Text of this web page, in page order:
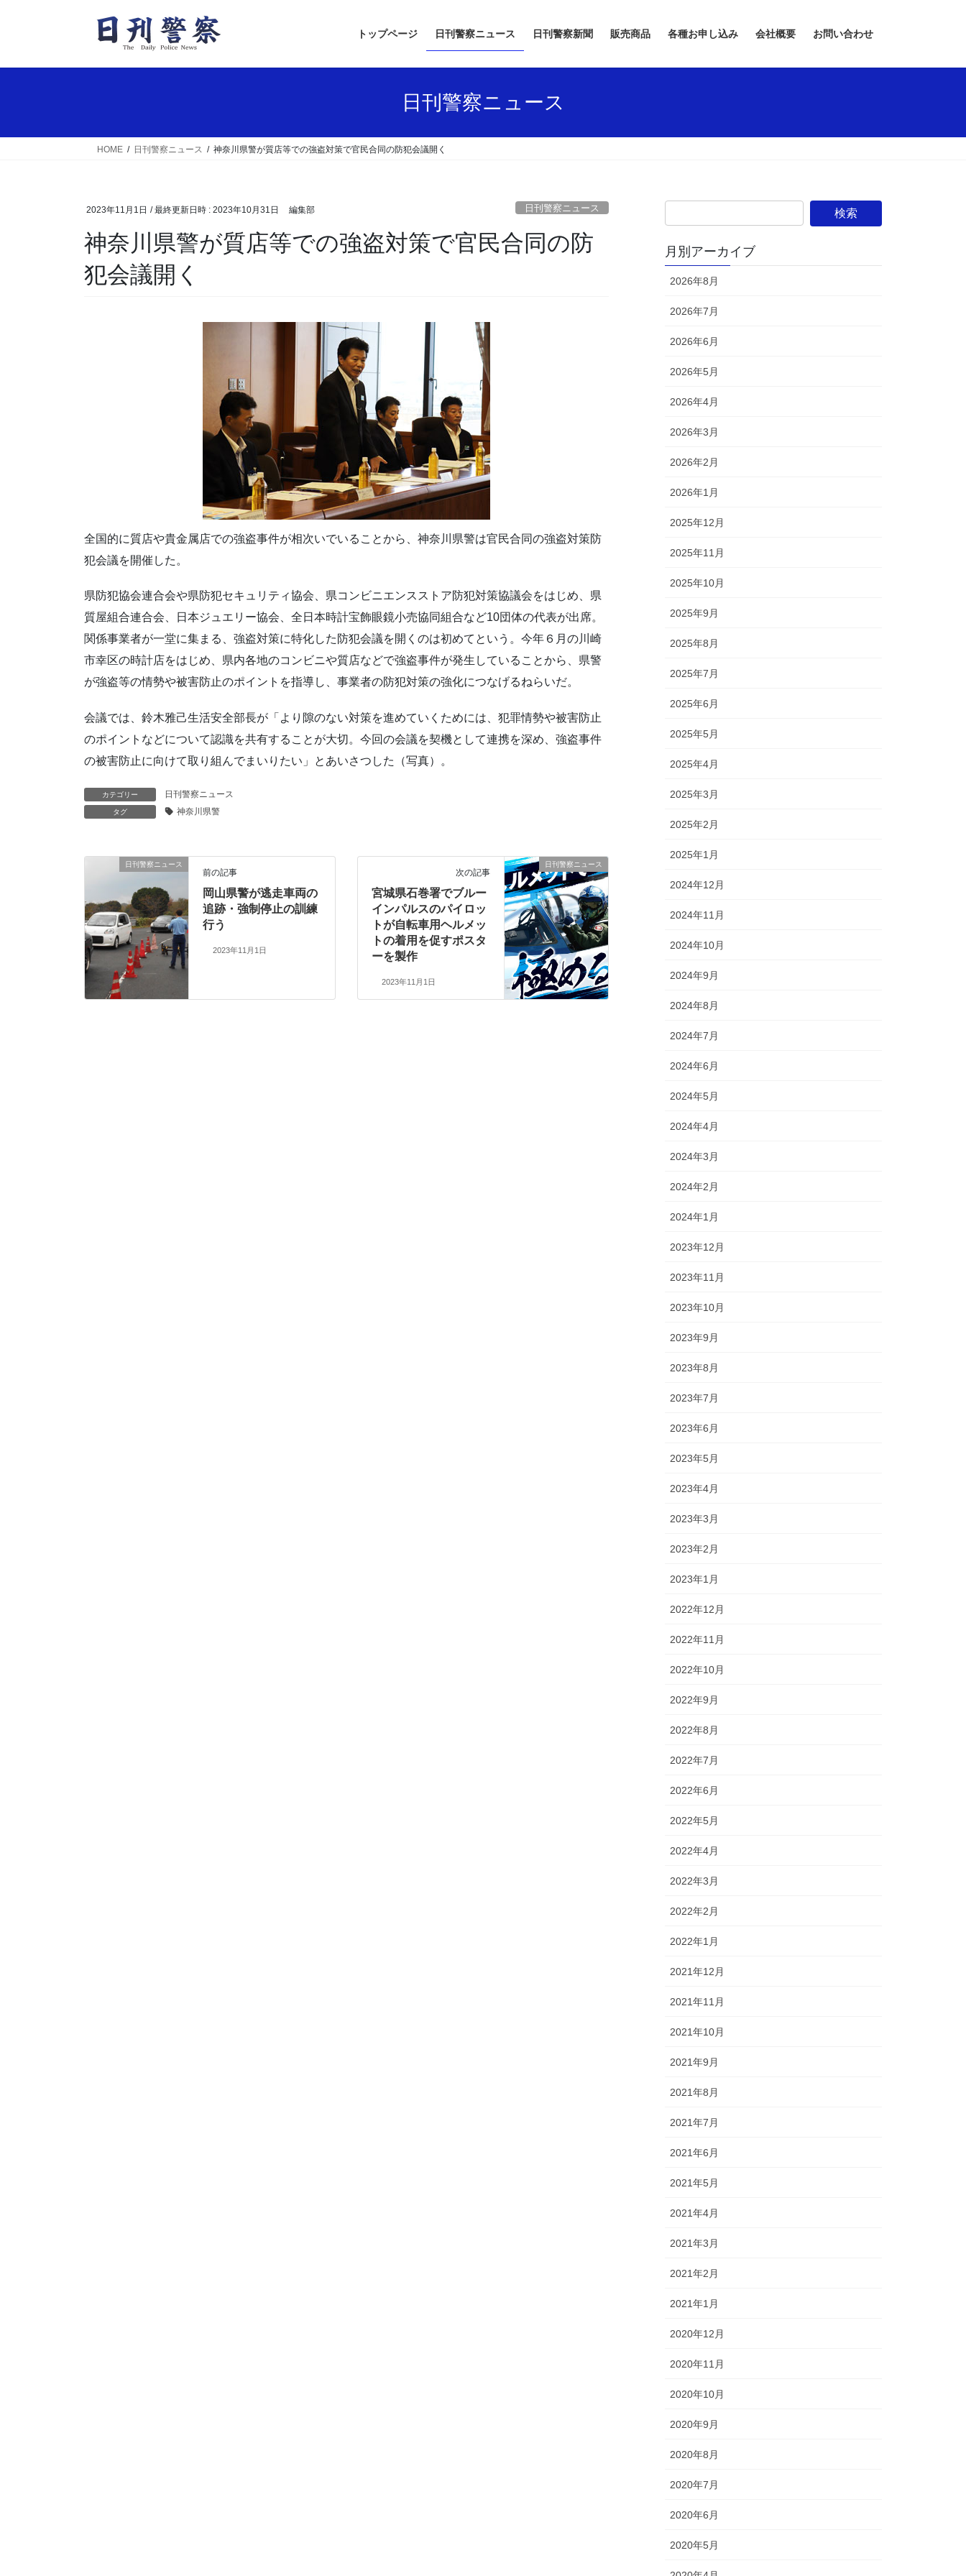
トップページ 日刊警察ニュース 日刊警察新聞 販売商品 各種お申し込み 会社概要 お問い合わせ
日刊警察ニュース
HOME 日刊警察ニュース 神奈川県警が質店等での強盗対策で官民合同の防犯会議開く
2023年11月1日 / 最終更新日時 : 2023年10月31日 編集部 日刊警察ニュース
神奈川県警が質店等での強盗対策で官民合同の防
犯会議開く
全国的に質店や貴金属店での強盗事件が相次いでいることから、神奈川県警は官民合同の強盗対策防
犯会議を開催した。
県防犯協会連合会や県防犯セキュリティ協会、県コンビニエンスストア防犯対策協議会をはじめ、県
質屋組合連合会、日本ジュエリー協会、全日本時計宝飾眼鏡小売協同組合など10団体の代表が出席。
関係事業者が一堂に集まる、強盗対策に特化した防犯会議を開くのは初めてという。今年６月の川崎
市幸区の時計店をはじめ、県内各地のコンビニや質店などで強盗事件が発生していることから、県警
が強盗等の情勢や被害防止のポイントを指導し、事業者の防犯対策の強化につなげるねらいだ。
会議では、鈴木雅己生活安全部長が「より隙のない対策を進めていくためには、犯罪情勢や被害防止
のポイントなどについて認識を共有することが大切。今回の会議を契機として連携を深め、強盗事件
の被害防止に向けて取り組んでまいりたい」とあいさつした（写真）。
カテゴリー 日刊警察ニュース
タグ 神奈川県警
日刊警察ニュース
前の記事
岡山県警が逃走車両の
追跡・強制停止の訓練
行う
2023年11月1日
日刊警察ニュース
次の記事
宮城県石巻署でブルー
インパルスのパイロッ
トが自転車用ヘルメッ
トの着用を促すポスタ
ーを製作
2023年11月1日
月別アーカイブ
2026年8月
2026年7月
2026年6月
2026年5月
2026年4月
2026年3月
2026年2月
2026年1月
2025年12月
2025年11月
2025年10月
2025年9月
2025年8月
2025年7月
2025年6月
2025年5月
2025年4月
2025年3月
2025年2月
2025年1月
2024年12月
2024年11月
2024年10月
2024年9月
2024年8月
2024年7月
2024年6月
2024年5月
2024年4月
2024年3月
2024年2月
2024年1月
2023年12月
2023年11月
2023年10月
2023年9月
2023年8月
2023年7月
2023年6月
2023年5月
2023年4月
2023年3月
2023年2月
2023年1月
2022年12月
2022年11月
2022年10月
2022年9月
2022年8月
2022年7月
2022年6月
2022年5月
2022年4月
2022年3月
2022年2月
2022年1月
2021年12月
2021年11月
2021年10月
2021年9月
2021年8月
2021年7月
2021年6月
2021年5月
2021年4月
2021年3月
2021年2月
2021年1月
2020年12月
2020年11月
2020年10月
2020年9月
2020年8月
2020年7月
2020年6月
2020年5月